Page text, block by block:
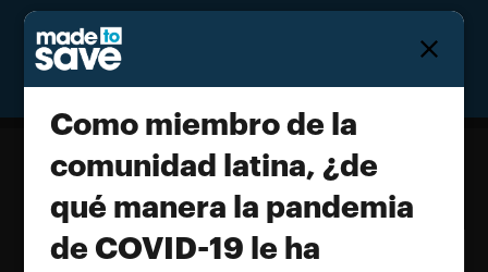
Como miembro de la comunidad
latina, ¿de qué manera la pandemia
Como miembro de la
comunidad latina, ¿de
qué manera la pandemia
de COVID-19 le ha